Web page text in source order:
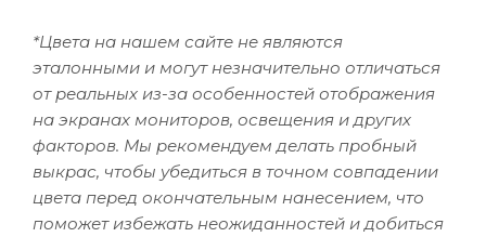
*Цвета на нашем сайте не являются
эталонными и могут незначительно отличаться
от реальных из-за особенностей отображения
на экранах мониторов, освещения и других
факторов. Мы рекомендуем делать пробный
выкрас, чтобы убедиться в точном совпадении
цвета перед окончательным нанесением, что
поможет избежать неожиданностей и добиться